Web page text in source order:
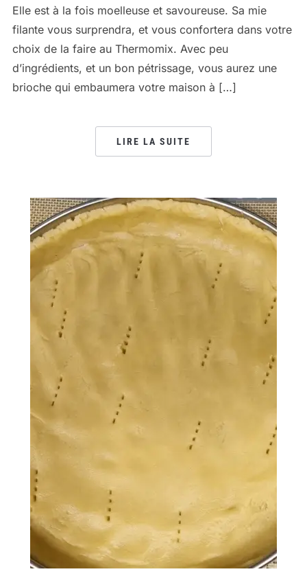
Elle est à la fois moelleuse et savoureuse. Sa mie
filante vous surprendra, et vous confortera dans votre
choix de la faire au Thermomix. Avec peu
d’ingrédients, et un bon pétrissage, vous aurez une
brioche qui embaumera votre maison à […]
LIRE LA SUITE